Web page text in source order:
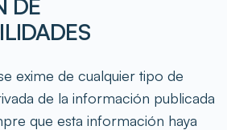
DE
exime de cualquier tipo de
de la información publicada
que esta información haya